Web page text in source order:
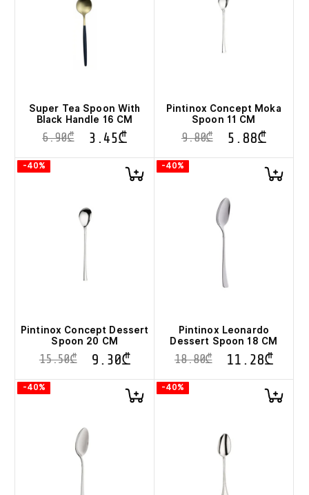
Super Tea Spoon With
Black Handle 16 CM
6.90₾ 3.45₾
Pintinox Concept Moka
Spoon 11 CM
9.80₾ 5.88₾
-40%
Pintinox Concept Dessert
Spoon 20 CM
15.50₾ 9.30₾
-40%
Pintinox Leonardo
Dessert Spoon 18 CM
18.80₾ 11.28₾
-40% -40%